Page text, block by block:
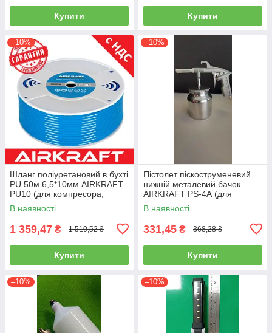
Купити Купити
–10%
Шланг поліуретановий в бухті
PU 50м 6,5*10мм AIRKRAFT
PU10 (для компресора,
пневматичний, повітряний)
В наявності
1 359,47 ₴ 1 510,52 ₴
Купити
–10%
Пістолет піскоструменевий
нижній металевий бачок
AIRKRAFT PS-4А (для
розпилення, нагнітання,
пневмопістолет)
В наявності
331,45 ₴ 368,28 ₴
Купити
–10% –10%